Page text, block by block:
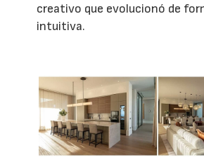
creativo que evolucionó de
intuitiva.